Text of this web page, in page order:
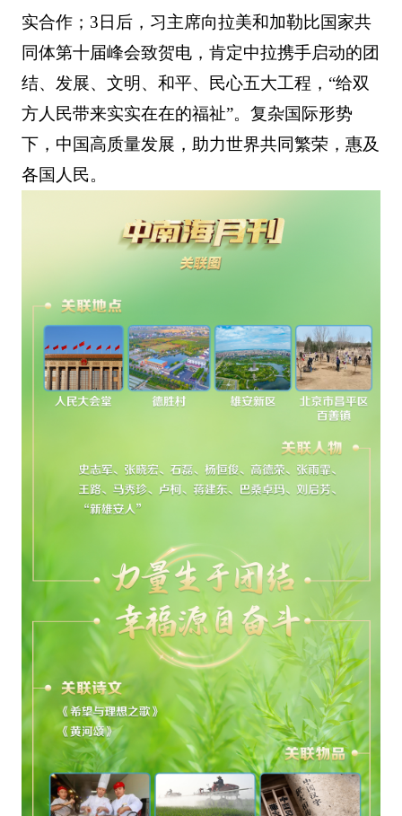
实合作；3日后，习主席向拉美和加勒比国家共
同体第十届峰会致贺电，肯定中拉携手启动的团
结、发展、文明、和平、民心五大工程，“给双
方人民带来实实在在的福祉”。复杂国际形势
下，中国高质量发展，助力世界共同繁荣，惠及
各国人民。